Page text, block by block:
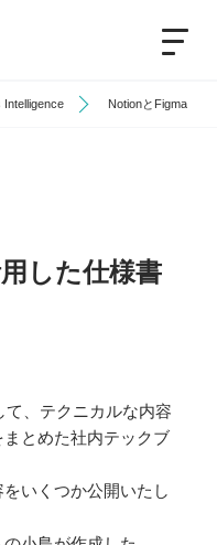
Intelligence NotionとFigmaを
した仕様書
、テクニカルな内容
とめた社内テックブ
いくつか公開いたし